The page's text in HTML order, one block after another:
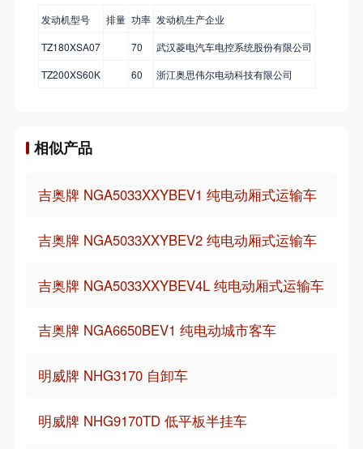
发动机型号 排量 功率 发动机生产企业
TZ180XSA07
70
武汉菱电汽车电控系统股份有限公司
TZ200XS60K
60 浙江奥思伟尔电动科技有限公司
相似产品
吉奥牌 NGA5033XXYBEV1 纯电动厢式运输车
吉奥牌 NGA5033XXYBEV2 纯电动厢式运输车
吉奥牌 NGA5033XXYBEV4L 纯电动厢式运输车
吉奥牌 NGA6650BEV1 纯电动城市客车
明威牌 NHG3170 自卸车
明威牌 NHG9170TD 低平板半挂车